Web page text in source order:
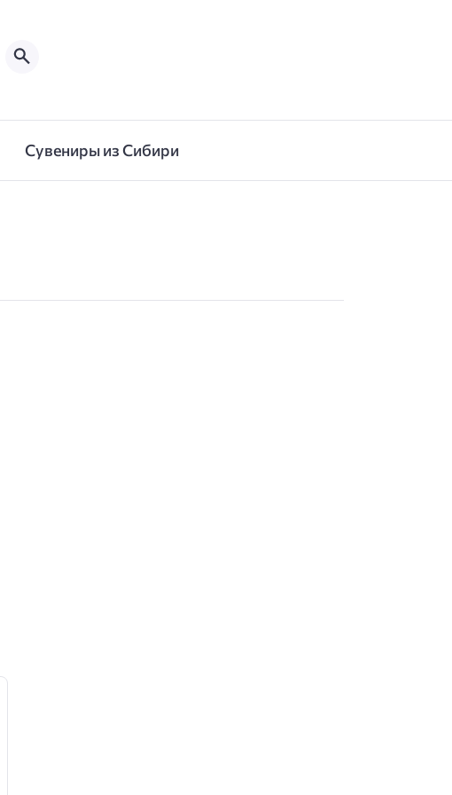
Сувениры из Сибири